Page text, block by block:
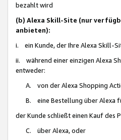
bezahlt wird
(b) Alexa Skill-Site (nur
anbieten):
i. ein Kunde, der Ihre Alexa Skill-
ii. während einer einzigen Alexa
entweder:
A. von der Alexa Shopping
B. eine Bestellung über Alexa
der Kunde schließt einen Kauf des
C. über Alexa, oder